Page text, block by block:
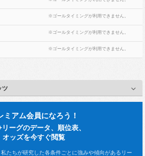
※ゴールタイミングが利用できません。
※ゴールタイミングが利用できません。
※ゴールタイミングが利用できません。
ツ
ミアム会員になろう！
ーグのデータ、順位表、
オッズを今すぐ閲覧
たちが研究した各条件ごとに強みや傾向があるリー